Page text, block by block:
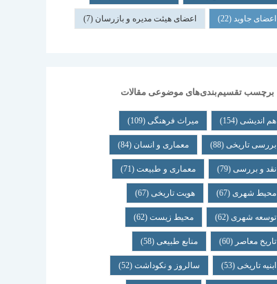
اعضای جاوید(22) اعضای هیئت مدیره و بازرسان (7)
برچسب تقسیم‌بندی‌های موضوعی مقالات
هم اندیشی(154) میراث فرهنگی(109)
بررسی تاریخی(88) معماری و انسان (84)
نقد و بررسی(79) معماری و طبیعت(71)
محیط شهری(67) هویت تاریخی(67)
توسعه شهری(62) محیط زیست(62)
تاریخ معاصر (60) منابع طبیعی(58)
ابنیه تاریخی(53) سالروز و نکوداشت(52)